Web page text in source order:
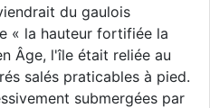
du gaulois
« la hauteur fortifiée la
Âge, l'île était reliée au
salés praticables à pied.
submergées par